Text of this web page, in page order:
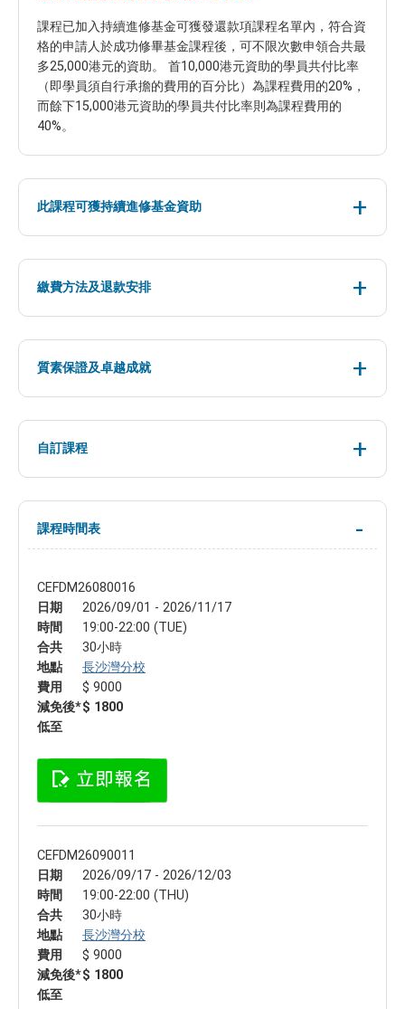
課程已加入持續進修基金可獲發還款項課程名單內，符合資
格的申請人於成功修畢基金課程後，可不限次數申領合共最
多25,000港元的資助。 首10,000港元資助的學員共付比率
（即學員須自行承擔的費用的百分比）為課程費用的20%，
而餘下15,000港元資助的學員共付比率則為課程費用的
40%。
此課程可獲持續進修基金資助
繳費方法及退款安排
質素保證及卓越成就
自訂課程
課程時間表
CEFDM26080016
日期
2026/09/01 - 2026/11/17
時間
19:00-22:00 (TUE)
合共
30小時
地點
長沙灣分校
費用
$ 9000
減免後*
低至
$ 1800
CEFDM26090011
日期
2026/09/17 - 2026/12/03
時間
19:00-22:00 (THU)
合共
30小時
地點
長沙灣分校
費用
$ 9000
減免後*
低至
$ 1800